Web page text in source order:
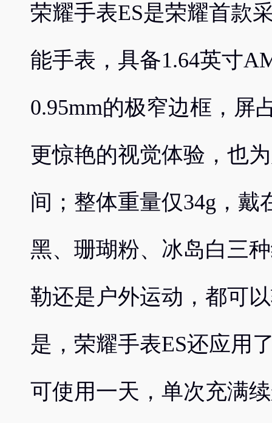
荣耀手表ES是荣耀首款
能手表，具备1.64英寸
0.95mm的极窄边框，屏
更惊艳的视觉体验，也
间；整体重量仅34g，戴
黑、珊瑚粉、冰岛白三
勒还是户外运动，都可
是，荣耀手表ES还应用
可使用一天，单次充满